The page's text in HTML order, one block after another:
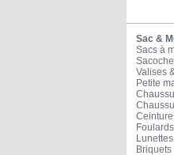
Sac &
Sacs à
Valises
Petite
Lunettes
Briquets